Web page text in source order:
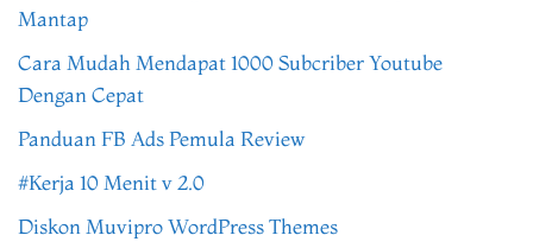
Mantap
Cara Mudah Mendapat 1000 Subcriber Youtube
Dengan Cepat
Panduan FB Ads Pemula Review
#Kerja 10 Menit v 2.0
Diskon Muvipro WordPress Themes